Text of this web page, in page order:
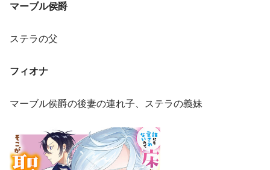
マーブル侯爵
ステラの父
フィオナ
マーブル侯爵の後妻の連れ子、ステラの義妹